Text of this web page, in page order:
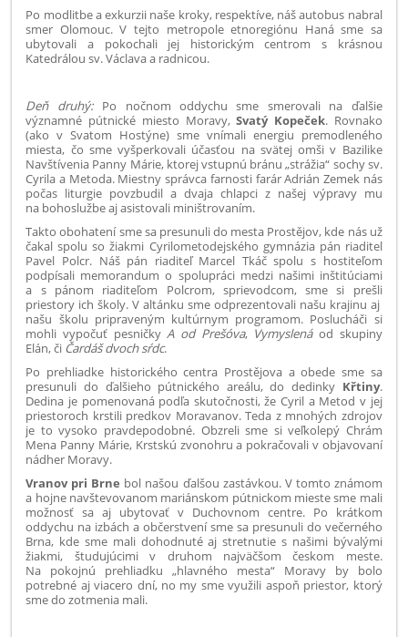
Po modlitbe a exkurzii naše kroky, respektíve, náš autobus nabral
smer Olomouc. V tejto metropole etnoregiónu Haná sme sa
ubytovali a pokochali jej historickým centrom s krásnou
Katedrálou sv. Václava a radnicou.
Deň druhý: Po nočnom oddychu sme smerovali na ďalšie
významné pútnické miesto Moravy,Svatý Kopeček. Rovnako
(ako v Svatom Hostýne) sme vnímali energiu premodleného
miesta, čo sme vyšperkovali účasťou na svätej omši v Bazilike
Navštívenia Panny Márie, ktorej vstupnú bránu „strážia“ sochy sv.
Cyrila a Metoda. Miestny správca farnosti farár Adrián Zemek nás
počas liturgie povzbudil a dvaja chlapci z našej výpravy mu
na bohoslužbe aj asistovali miništrovaním.
Takto obohatení sme sa presunuli do mesta Prostějov, kde nás už
čakal spolu so žiakmi Cyrilometodejského gymnázia pán riaditeľ
Pavel Polcr. Náš pán riaditeľ Marcel Tkáč spolu s hostiteľom
podpísali memorandum o spolupráci medzi našimi inštitúciami
a s pánom riaditeľom Polcrom, sprievodcom, sme si prešli
priestory ich školy. V altánku sme odprezentovali našu krajinu aj
našu školu pripraveným kultúrnym programom. Poslucháči si
mohli vypočuť pesničkyA od Prešóva, Vymyslenáod skupiny
Elán, či Čardáš dvoch sŕdc.
Po prehliadke historického centra Prostějova a obede sme sa
presunuli do ďalšieho pútnického areálu, do dedinky Křtiny.
Dedina je pomenovaná podľa skutočnosti, že Cyril a Metod v jej
priestoroch krstili predkov Moravanov. Teda z mnohých zdrojov
je to vysoko pravdepodobné. Obzreli sme si veľkolepý Chrám
Mena Panny Márie, Krstskú zvonohru a pokračovali v objavovaní
nádher Moravy.
Vranov pri Brne bol našou ďalšou zastávkou. V tomto známom
a hojne navštevovanom mariánskom pútnickom mieste sme mali
možnosť sa aj ubytovať v Duchovnom centre. Po krátkom
oddychu na izbách a občerstvení sme sa presunuli do večerného
Brna, kde sme mali dohodnuté aj stretnutie s našimi bývalými
žiakmi, študujúcimi v druhom najväčšom českom meste.
Na pokojnú prehliadku „hlavného mesta“ Moravy by bolo
potrebné aj viacero dní, no my sme využili aspoň priestor, ktorý
sme do zotmenia mali.